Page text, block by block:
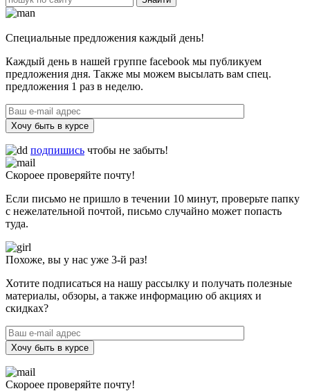
Специальные предложения каждый день!
Каждый день в нашей группе facebook мы публикуем
предложения дня. Также мы можем высылать вам спец.
предложения 1 раз в неделю.
Хочу быть в курсе
подпишись чтобы не забыть!
Скороее проверяйте почту!
Если письмо не пришло в течении 10 минут, проверьте папку
с нежелательной почтой, письмо случайно может попасть
туда.
Похоже, вы у нас уже 3-й раз!
Хотите подписаться на нашу рассылку и получать полезные
материалы, обзоры, а также информацию об акциях и
скидках?
Хочу быть в курсе
Скороее проверяйте почту!